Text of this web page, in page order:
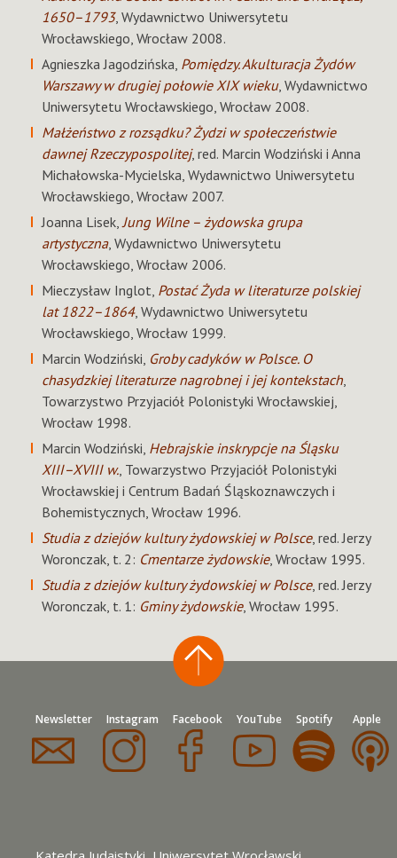
1650–1793, Wydawnictwo Uniwersytetu
Wrocławskiego, Wrocław 2008.
Agnieszka Jagodzińska, Pomiędzy. Akulturacja Żydów
Warszawy w drugiej połowie XIX wieku, Wydawnictwo
Uniwersytetu Wrocławskiego, Wrocław 2008.
Małżeństwo z rozsądku? Żydzi w społeczeństwie
dawnej Rzeczypospolitej, red. Marcin Wodziński i Anna
Michałowska-Mycielska, Wydawnictwo Uniwersytetu
Wrocławskiego, Wrocław 2007.
Joanna Lisek,Jung Wilne – żydowska grupa
artystyczna, Wydawnictwo Uniwersytetu
Wrocławskiego, Wrocław 2006.
Mieczysław Inglot, Postać Żyda w literaturze polskiej
lat 1822–1864, Wydawnictwo Uniwersytetu
Wrocławskiego, Wrocław 1999.
Marcin Wodziński, Groby cadyków w Polsce. O
chasydzkiej literaturze nagrobnej i jej kontekstach,
Towarzystwo Przyjaciół Polonistyki Wrocławskiej,
Wrocław 1998.
Marcin Wodziński, Hebrajskie inskrypcje na Śląsku
XIII–XVIII w., Towarzystwo Przyjaciół Polonistyki
Wrocławskiej i Centrum Badań Śląskoznawczych i
Bohemistycznych, Wrocław 1996.
Studia z dziejów kultury żydowskiej w Polsce, red. Jerzy
Woronczak, t. 2: Cmentarze żydowskie, Wrocław 1995.
Studia z dziejów kultury żydowskiej w Polsce, red. Jerzy
Woronczak, t. 1: Gminy żydowskie, Wrocław 1995.
Newsletter Instagram Facebook YouTube Spotify Apple